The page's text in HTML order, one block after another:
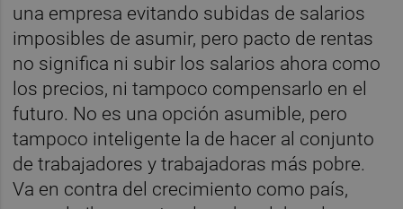
una empresa evitando subidas de salarios
imposibles de asumir, pero pacto de rentas
no significa ni subir los salarios ahora como
los precios, ni tampoco compensarlo en el
futuro. No es una opción asumible, pero
tampoco inteligente la de hacer al conjunto
de trabajadores y trabajadoras más pobre.
Va en contra del crecimiento como país,